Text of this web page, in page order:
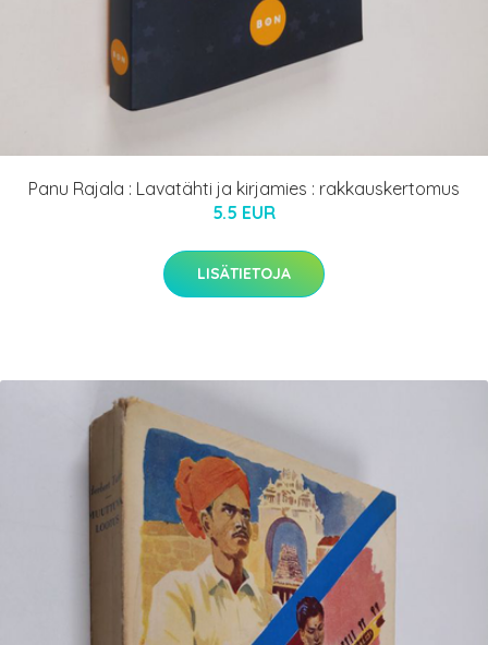
Panu Rajala : Lavatähti ja kirjamies : rakkauskertomus
5.5 EUR
LISÄTIETOJA